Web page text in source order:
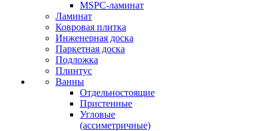
MSPC-ламинат
Ламинат
Ковровая плитка
Инженерная доска
Паркетная доска
Подложка
Плинтус
Ванны
Отдельностоящие
Пристенные
Угловые
(ассиметричные)